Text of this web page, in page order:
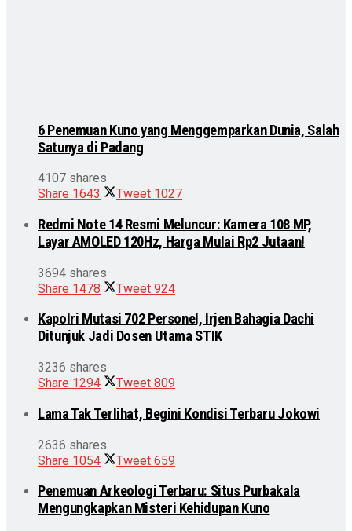
6 Penemuan Kuno yang Menggemparkan Dunia, Salah
Satunya di Padang
4107 shares
Share 1643 Tweet 1027
Redmi Note 14 Resmi Meluncur: Kamera 108 MP,
Layar AMOLED 120Hz, Harga Mulai Rp2 Jutaan!
3694 shares
Share 1478 Tweet 924
Kapolri Mutasi 702 Personel, Irjen Bahagia Dachi
Ditunjuk Jadi Dosen Utama STIK
3236 shares
Share 1294 Tweet 809
Lama Tak Terlihat, Begini Kondisi Terbaru Jokowi
2636 shares
Share 1054 Tweet 659
Penemuan Arkeologi Terbaru: Situs Purbakala
Mengungkapkan Misteri Kehidupan Kuno